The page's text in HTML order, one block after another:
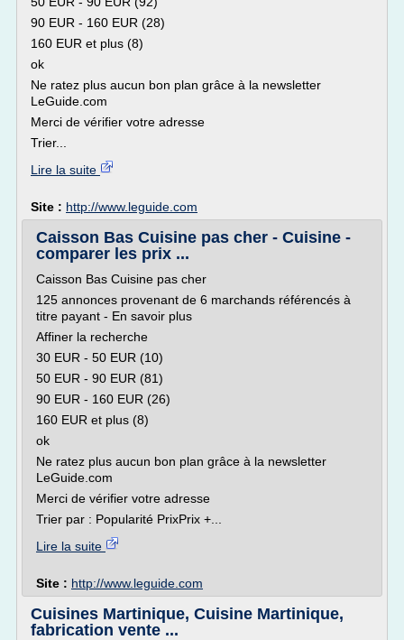
90 EUR - 160 EUR (28)
160 EUR et plus (8)
ok
Ne ratez plus aucun bon plan grâce à la newsletter
LeGuide.com
Merci de vérifier votre adresse
Trier...
Lire la suite
Site : http://www.leguide.com
Caisson Bas Cuisine pas cher - Cuisine -
comparer les prix ...
Caisson Bas Cuisine pas cher
125 annonces provenant de 6 marchands référencés à
titre payant - En savoir plus
Affiner la recherche
30 EUR - 50 EUR (10)
50 EUR - 90 EUR (81)
90 EUR - 160 EUR (26)
160 EUR et plus (8)
ok
Ne ratez plus aucun bon plan grâce à la newsletter
LeGuide.com
Merci de vérifier votre adresse
Trier par : Popularité PrixPrix +...
Lire la suite
Site : http://www.leguide.com
Cuisines Martinique, Cuisine Martinique,
fabrication vente ...